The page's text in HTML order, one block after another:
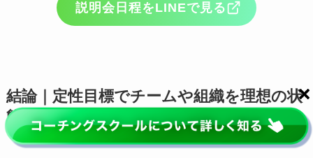
説明会日程をLINEで見る
結論｜定性目標でチームや組織を理想の状
態へ